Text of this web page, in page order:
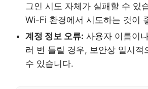
그인 시도 자체가 실패할 수 있
Wi-Fi 환경에서 시도하는 것이
계정 정보 오류: 사용자 이름이
러 번 틀릴 경우, 보안상 일시적
수 있습니다.